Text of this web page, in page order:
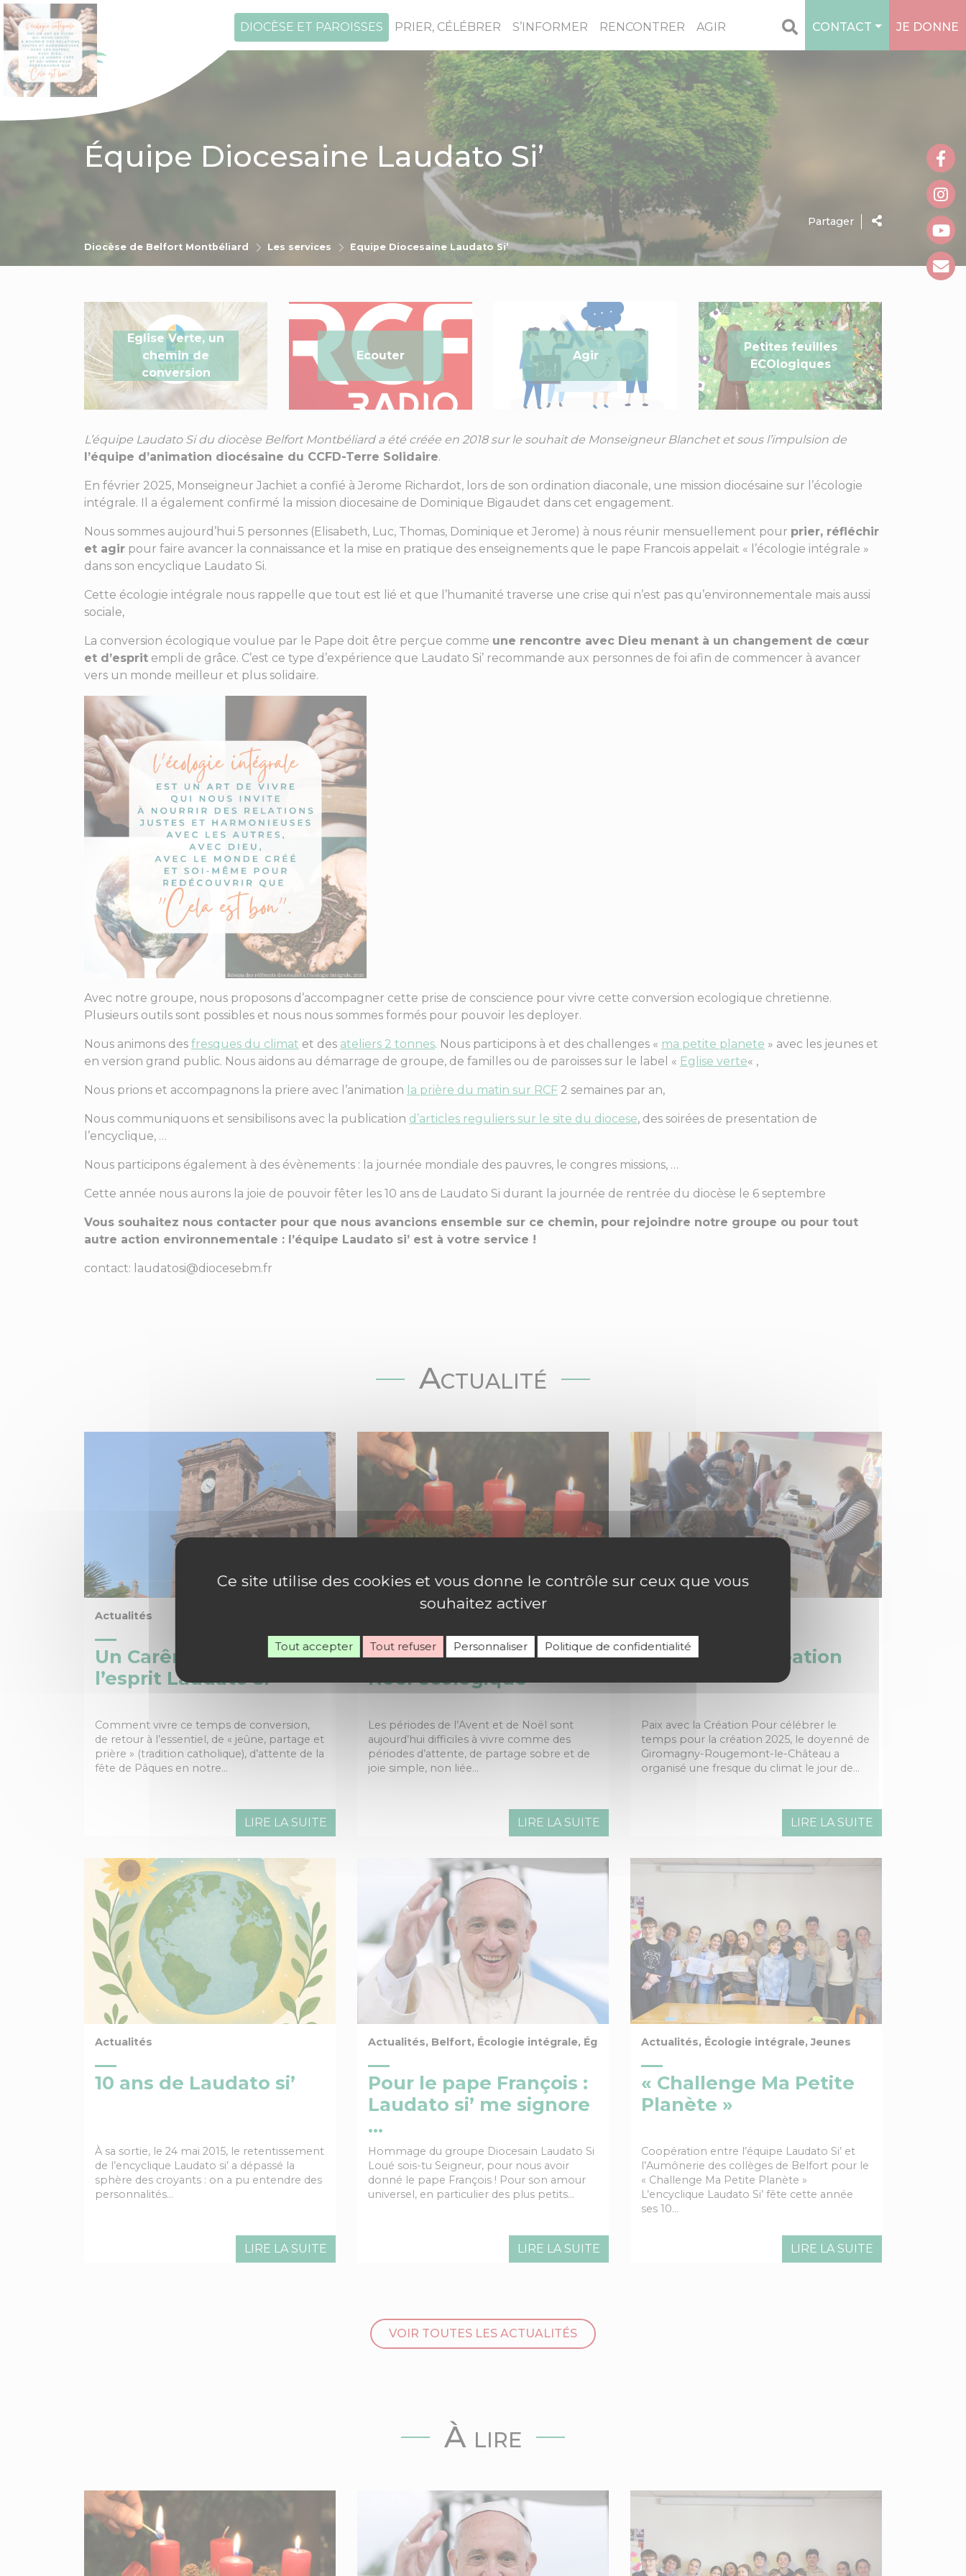
DIOCÈSE ET PAROISSES PRIER, CÉLÉBRER S’INFORMER RENCONTRER AGIR CONTACT JE DONNE
Équipe Diocesaine Laudato Si’
Partager
Diocèse de Belfort Montbéliard Les services Équipe Diocesaine Laudato Si’
Eglise Verte, un
chemin de
conversion
Ecouter Agir
Petites feuilles
ECOlogiques
L’équipe Laudato Si du diocèse Belfort Montbéliard a été créée en 2018 sur le souhait de Monseigneur Blanchet et sous l’impulsion de
l’équipe d’animation diocésaine du CCFD-Terre Solidaire.
En février 2025, Monseigneur Jachiet a confié à Jerome Richardot, lors de son ordination diaconale, une mission diocésaine sur l’écologie
intégrale. Il a également confirmé la mission diocesaine de Dominique Bigaudet dans cet engagement.
Nous sommes aujourd’hui 5 personnes (Elisabeth, Luc, Thomas, Dominique et Jerome) à nous réunir mensuellement pour prier, réfléchir
et agir pour faire avancer la connaissance et la mise en pratique des enseignements que le pape Francois appelait « l’écologie intégrale »
dans son encyclique Laudato Si.
Cette écologie intégrale nous rappelle que tout est lié et que l’humanité traverse une crise qui n’est pas qu’environnementale mais aussi
sociale,
La conversion écologique voulue par le Pape doit être perçue comme une rencontre avec Dieu menant à un changement de cœur
et d’esprit empli de grâce. C’est ce type d’expérience que Laudato Si’ recommande aux personnes de foi afin de commencer à avancer
vers un monde meilleur et plus solidaire.
Avec notre groupe, nous proposons d’accompagner cette prise de conscience pour vivre cette conversion ecologique chretienne.
Plusieurs outils sont possibles et nous nous sommes formés pour pouvoir les deployer.
Nous animons des fresques du climat et des ateliers 2 tonnes. Nous participons à et des challenges « ma petite planete » avec les jeunes et
en version grand public. Nous aidons au démarrage de groupe, de familles ou de paroisses sur le label « Eglise verte« ,
Nous prions et accompagnons la priere avec l’animation la prière du matin sur RCF 2 semaines par an,
Nous communiquons et sensibilisons avec la publication d’articles reguliers sur le site du diocese, des soirées de presentation de
l’encyclique, …
Nous participons également à des évènements : la journée mondiale des pauvres, le congres missions, …
Cette année nous aurons la joie de pouvoir fêter les 10 ans de Laudato Si durant la journée de rentrée du diocèse le 6 septembre
Vous souhaitez nous contacter pour que nous avancions ensemble sur ce chemin, pour rejoindre notre groupe ou pour tout
autre action environnementale : l’équipe Laudato si’ est à votre service !
contact: laudatosi@diocesebm.fr
Actualité
Actualités
Un Carême dans
l’esprit Laudato Si
Comment vivre ce temps de conversion,
de retour à l’essentiel, de « jeûne, partage et
prière » (tradition catholique), d’attente de la
fête de Pâques en notre…
LIRE LA SUITE
Vivre un Avent et un
Noël écologique
Les périodes de l’Avent et de Noël sont
aujourd’hui difficiles à vivre comme des
périodes d’attente, de partage sobre et de
joie simple, non liée…
LIRE LA SUITE
Paix avec la Création
Paix avec la Création Pour célébrer le
temps pour la création 2025, le doyenné de
Giromagny-Rougemont-le-Château a
organisé une fresque du climat le jour de…
LIRE LA SUITE
Actualités
10 ans de Laudato si’
À sa sortie, le 24 mai 2015, le retentissement
de l’encyclique Laudato si’ a dépassé la
sphère des croyants : on a pu entendre des
personnalités…
LIRE LA SUITE
Actualités, Belfort, Écologie intégrale, Église Universelle, Montbéliard, Solidarité
Pour le pape François :
Laudato si’ me signore
…
Hommage du groupe Diocesain Laudato Si
Loué sois-tu Seigneur, pour nous avoir
donné le pape François ! Pour son amour
universel, en particulier des plus petits…
LIRE LA SUITE
Actualités, Écologie intégrale, Jeunes
« Challenge Ma Petite
Planète »
Coopération entre l’équipe Laudato Si’ et
l’Aumônerie des collèges de Belfort pour le
« Challenge Ma Petite Planète »
L’encyclique Laudato Si’ fête cette année
ses 10…
LIRE LA SUITE
VOIR TOUTES LES ACTUALITÉS
À lire
Ce site utilise des cookies et vous donne le contrôle sur ceux que vous
souhaitez activer
Tout accepter Tout refuser Personnaliser Politique de confidentialité